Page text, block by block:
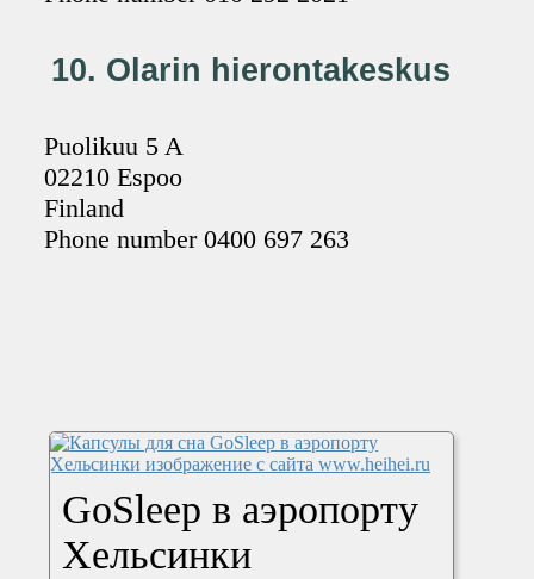
10. Olarin hierontakeskus
Puolikuu 5 A
02210 Espoo
Finland
Phone number 0400 697 263
GoSleep в аэропорту
Хельсинки